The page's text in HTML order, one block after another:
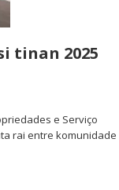
tinan 2025
e Serviço
rai entre komunidade